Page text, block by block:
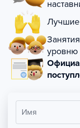
Лучшие
уровню
Имя